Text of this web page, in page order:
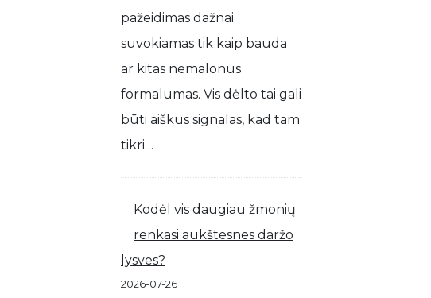
pažeidimas dažnai
suvokiamas tik kaip bauda
ar kitas nemalonus
formalumas. Vis dėlto tai gali
būti aiškus signalas, kad tam
tikri…
Kodėl vis daugiau žmonių
renkasi aukštesnes daržo
lysves?
2026-07-26